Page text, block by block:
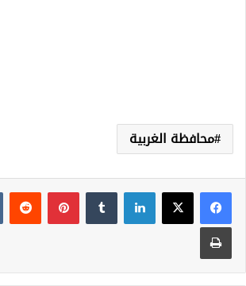
محافظة الغربية
لينكدإن بينتيريست